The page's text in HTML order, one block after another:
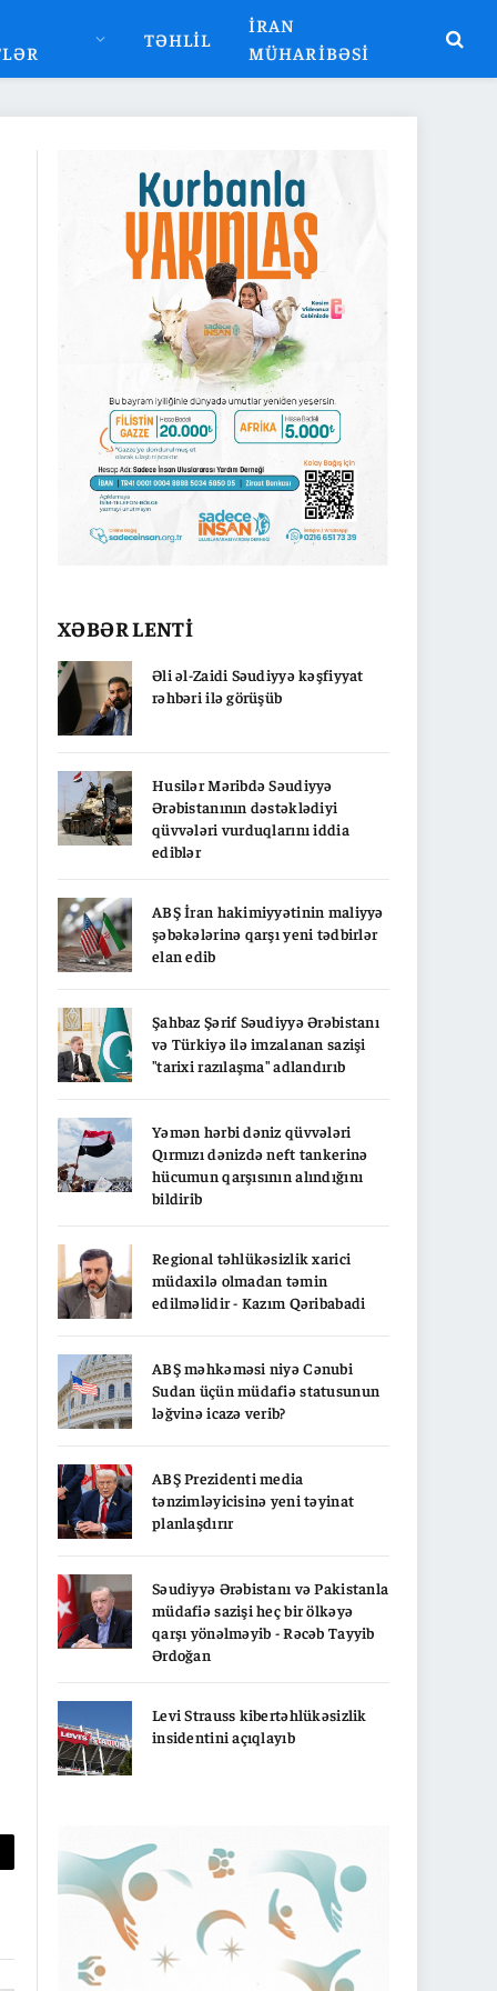
TƏHLIL
İRAN
MÜHARIBƏSI
XƏBƏR LENTİ
Əli əl-Zaidi Səudiyyə kəşfiyyat
rəhbəri ilə görüşüb
Husilər Məribdə Səudiyyə
Ərəbistanının dəstəklədiyi
qüvvələri vurduqlarını iddia
ediblər
ABŞ İran hakimiyyətinin maliyyə
şəbəkələrinə qarşı yeni tədbirlər
elan edib
Şahbaz Şərif Səudiyyə Ərəbistanı
və Türkiyə ilə imzalanan sazişi
"tarixi razılaşma" adlandırıb
Yəmən hərbi dəniz qüvvələri
Qırmızı dənizdə neft tankerinə
hücumun qarşısının alındığını
bildirib
Regional təhlükəsizlik xarici
müdaxilə olmadan təmin
edilməlidir - Kazım Qəribabadi
ABŞ məhkəməsi niyə Cənubi
Sudan üçün müdafiə statusunun
ləğvinə icazə verib?
ABŞ Prezidenti media
tənzimləyicisinə yeni təyinat
planlaşdırır
Səudiyyə Ərəbistanı və Pakistanla
müdafiə sazişi heç bir ölkəyə
qarşı yönəlməyib - Rəcəb Tayyib
Ərdoğan
Levi Strauss kibertəhlükəsizlik
insidentini açıqlayıb